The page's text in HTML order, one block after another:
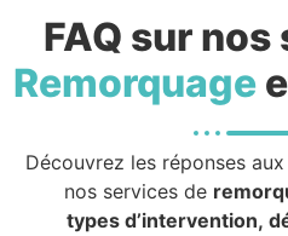
FAQ sur
Remorquage
Découvrez les réponses
nos services de
types d’intervention,